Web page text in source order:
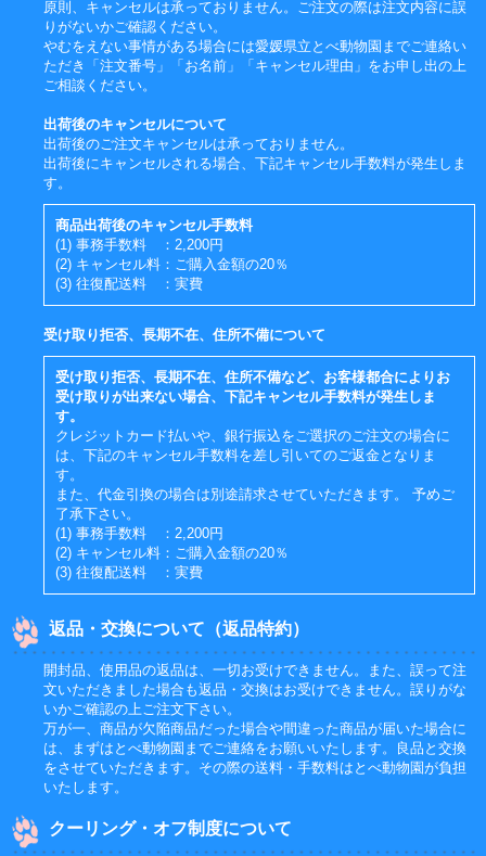
原則、キャンセルは承っておりません。ご注文の際は注文内容に誤
りがないかご確認ください。
やむをえない事情がある場合には愛媛県立とべ動物園までご連絡い
ただき「注文番号」「お名前」「キャンセル理由」をお申し出の上
ご相談ください。
出荷後のキャンセルについて
出荷後のご注文キャンセルは承っておりません。
出荷後にキャンセルされる場合、下記キャンセル手数料が発生しま
す。
商品出荷後のキャンセル手数料
(1) 事務手数料 ：2,200円
(2) キャンセル料：ご購入金額の20％
(3) 往復配送料 ：実費
受け取り拒否、長期不在、住所不備について
受け取り拒否、長期不在、住所不備など、お客様都合によりお
受け取りが出来ない場合、下記キャンセル手数料が発生しま
す。
クレジットカード払いや、銀行振込をご選択のご注文の場合に
は、下記のキャンセル手数料を差し引いてのご返金となりま
す。
また、代金引換の場合は別途請求させていただきます。 予めご
了承下さい。
(1) 事務手数料 ：2,200円
(2) キャンセル料：ご購入金額の20％
(3) 往復配送料 ：実費
返品・交換について（返品特約）
開封品、使用品の返品は、一切お受けできません。また、誤って注
文いただきました場合も返品・交換はお受けできません。誤りがな
いかご確認の上ご注文下さい。
万が一、商品が欠陥商品だった場合や間違った商品が届いた場合に
は、まずはとべ動物園までご連絡をお願いいたします。良品と交換
をさせていただきます。その際の送料・手数料はとべ動物園が負担
いたします。
クーリング・オフ制度について